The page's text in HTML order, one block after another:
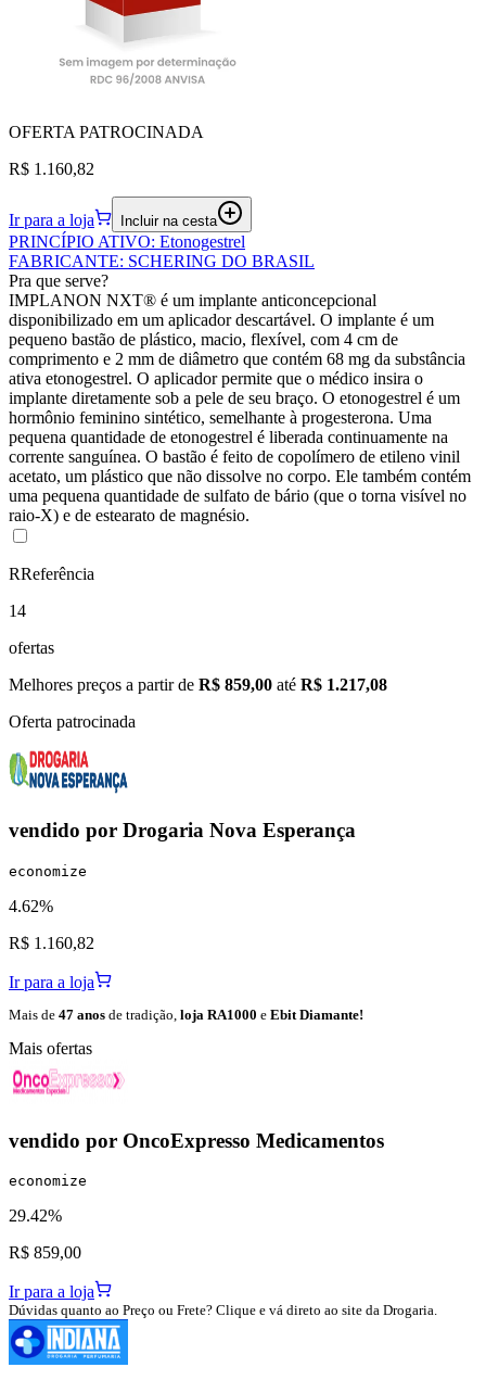
OFERTA PATROCINADA
R$ 1.160,82
Ir para a loja Incluir na cesta
PRINCÍPIO ATIVO: Etonogestrel
FABRICANTE: SCHERING DO BRASIL
Pra que serve?
IMPLANON NXT® é um implante anticoncepcional
disponibilizado em um aplicador descartável. O implante é um
pequeno bastão de plástico, macio, flexível, com 4 cm de
comprimento e 2 mm de diâmetro que contém 68 mg da substância
ativa etonogestrel. O aplicador permite que o médico insira o
implante diretamente sob a pele de seu braço. O etonogestrel é um
hormônio feminino sintético, semelhante à progesterona. Uma
pequena quantidade de etonogestrel é liberada continuamente na
corrente sanguínea. O bastão é feito de copolímero de etileno vinil
acetato, um plástico que não dissolve no corpo. Ele também contém
uma pequena quantidade de sulfato de bário (que o torna visível no
raio-X) e de estearato de magnésio.
RReferência
14
ofertas
Melhores preços a partir de R$ 859,00 até R$ 1.217,08
Oferta patrocinada
vendido por Drogaria Nova Esperança
economize
4.62%
R$ 1.160,82
Ir para a loja
Mais de 47 anos de tradição, loja RA1000 e Ebit Diamante!
Mais ofertas
vendido por OncoExpresso Medicamentos
economize
29.42%
R$ 859,00
Ir para a loja
Dúvidas quanto ao Preço ou Frete? Clique e vá direto ao site da Drogaria.